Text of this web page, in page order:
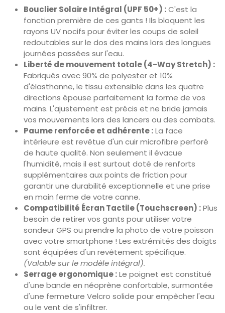
Bouclier Solaire Intégral (UPF 50+) :C'est la
fonction première de ces gants ! Ils bloquent les
rayons UV nocifs pour éviter les coups de soleil
redoutables sur le dos des mains lors des longues
journées passées sur l'eau.
Liberté de mouvement totale (4-Way Stretch) :
Fabriqués avec 90% de polyester et 10%
d'élasthanne, le tissu extensible dans les quatre
directions épouse parfaitement la forme de vos
mains. L'ajustement est précis et ne bride jamais
vos mouvements lors des lancers ou des combats.
Paume renforcée et adhérente :La face
intérieure est revêtue d'un cuir microfibre perforé
de haute qualité. Non seulement il évacue
l'humidité, mais il est surtout doté de renforts
supplémentaires aux points de friction pour
garantir une durabilité exceptionnelle et une prise
en main ferme de votre canne.
Compatibilité Écran Tactile (Touchscreen) :Plus
besoin de retirer vos gants pour utiliser votre
sondeur GPS ou prendre la photo de votre poisson
avec votre smartphone ! Les extrémités des doigts
sont équipées d'un revêtement spécifique.
(Valable sur le modèle intégral).
Serrage ergonomique :Le poignet est constitué
d'une bande en néoprène confortable, surmontée
d'une fermeture Velcro solide pour empêcher l'eau
ou le vent de s'infiltrer.